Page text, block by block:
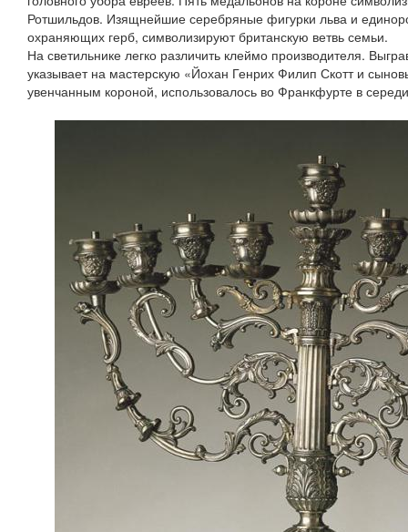
Ротшильдов. Изящнейшие серебряные фигурки льва и
охраняющих герб, символизируют британскую ветвь семьи.
На светильнике легко различить клеймо производителя.
указывает на мастерскую «Йохан Генрих Филип Скотт и
увенчанным короной, использовалось во Франкфурте в